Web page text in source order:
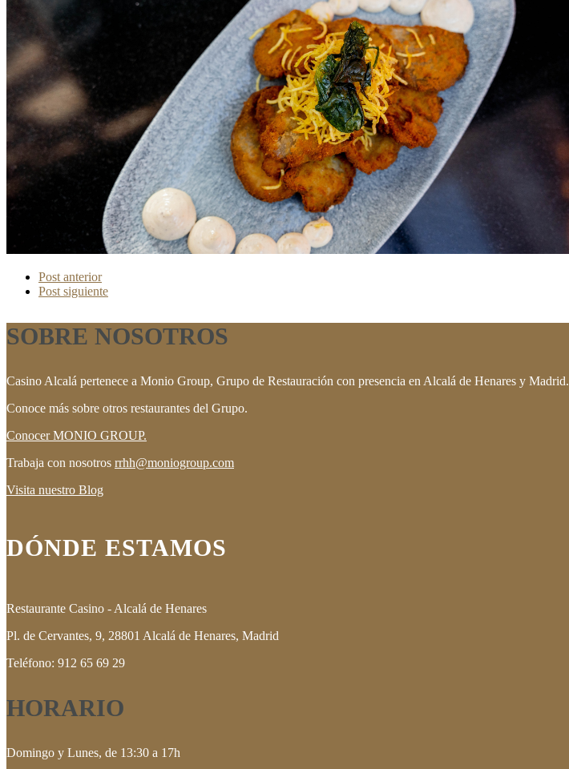
Post anterior
Post siguiente
SOBRE NOSOTROS
Casino Alcalá pertenece a Monio Group, Grupo de Restauración con presencia en Alcalá de Henares y Madrid.
Conoce más sobre otros restaurantes del Grupo.
Conocer MONIO GROUP.
Trabaja con nosotros rrhh@moniogroup.com
Visita nuestro Blog
DÓNDE ESTAMOS
Restaurante Casino - Alcalá de Henares
Pl. de Cervantes, 9, 28801 Alcalá de Henares, Madrid
Teléfono: 912 65 69 29
HORARIO
Domingo y Lunes, de 13:30 a 17h